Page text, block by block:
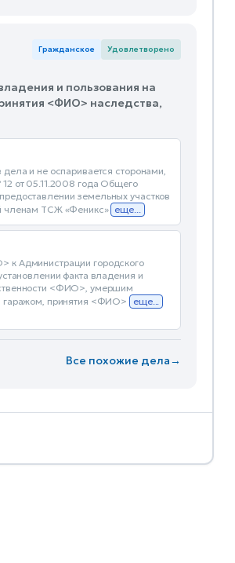
Гражданское Удовлетворено
и пользования на
<ФИО> наследства,
и не оспаривается сторонами,
от 05.11.2008 года Общего
земельных участков
членам ТСЖ «Феникс» еще...
к Администрации городского
факта владения и
<ФИО>, умершим
гаражом, принятия <ФИО>
еще...
Все похожие дела→